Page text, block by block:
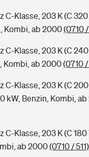
C-Klasse, 203 K (C 320
Kombi, ab 2000(0710
C-Klasse, 203 K (C 240
Kombi, ab 2000(0710
C-Klasse, 203 K (C 200
kW, Benzin, Kombi,
C-Klasse, 203 K (C
ab 2000(0710 / 511)